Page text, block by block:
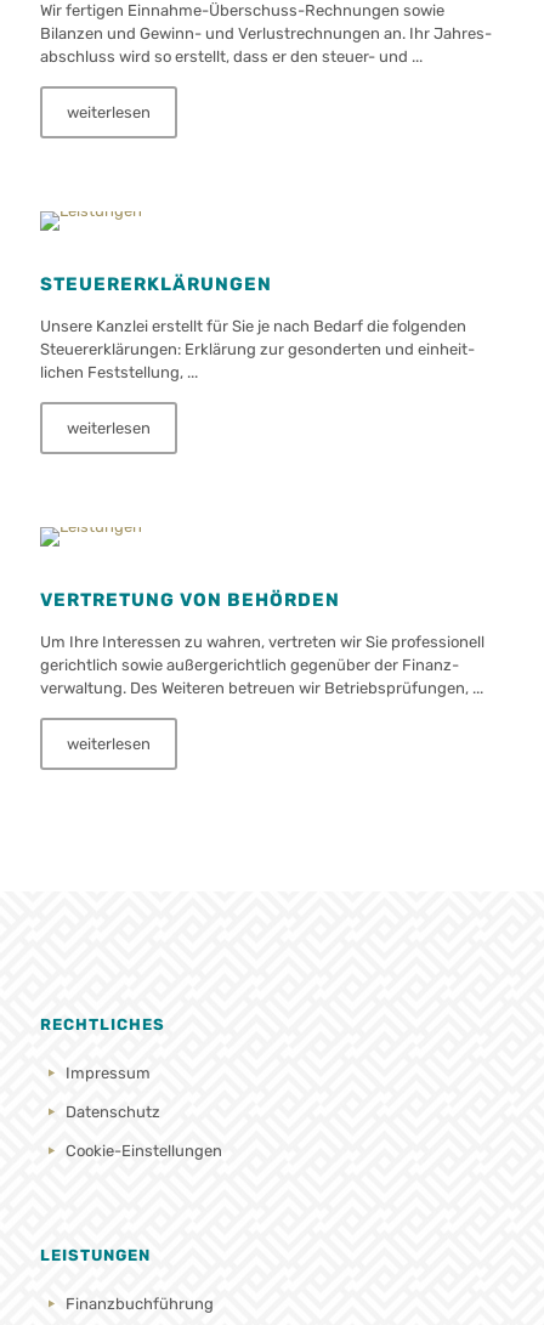
Wir fertigen Einnahme-Überschuss-Rechnungen sowie
Bilanzen und Gewinn- und Verlustrechnungen an. Ihr Jahres­
abschluss wird so erstellt, dass er den steuer- und ...
weiterlesen
STEUER­ER­KLÄRUNGEN
Unsere Kanzlei erstellt für Sie je nach Bedarf die folgenden
Steuer­erklärungen: Erklärung zur ge­son­derten und ein­heit­
lichen Fest­stellung, ...
weiterlesen
VERTRETUNG VON BEHÖRDEN
Um Ihre Interessen zu wahren, vertreten wir Sie professionell
gerichtlich sowie außer­gerichtlich gegen­über der Finanz­
verwaltung. Des Weiteren betreuen wir Betriebsp­rüfungen, ...
weiterlesen
RECHTLICHES
Impressum
Datenschutz
Cookie-Einstellungen
LEISTUNGEN
Finanzbuchführung